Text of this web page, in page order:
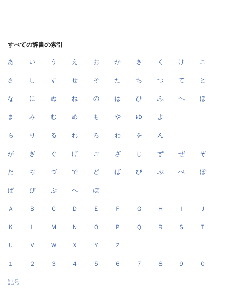
すべての辞書の索引
あ い う え お か き く け こ
さ し す せ そ た ち つ て と
な に ぬ ね の は ひ ふ へ ほ
ま み む め も や ゆ よ
ら り る れ ろ わ を ん
が ぎ ぐ げ ご ざ じ ず ぜ ぞ
だ ぢ づ で ど ば び ぶ べ ぼ
ぱ ぴ ぷ ぺ ぽ
Ａ Ｂ Ｃ Ｄ Ｅ Ｆ Ｇ Ｈ Ｉ Ｊ
Ｋ Ｌ Ｍ Ｎ Ｏ Ｐ Ｑ Ｒ Ｓ Ｔ
Ｕ Ｖ Ｗ Ｘ Ｙ Ｚ
１ ２ ３ ４ ５ ６ ７ ８ ９ ０
記号